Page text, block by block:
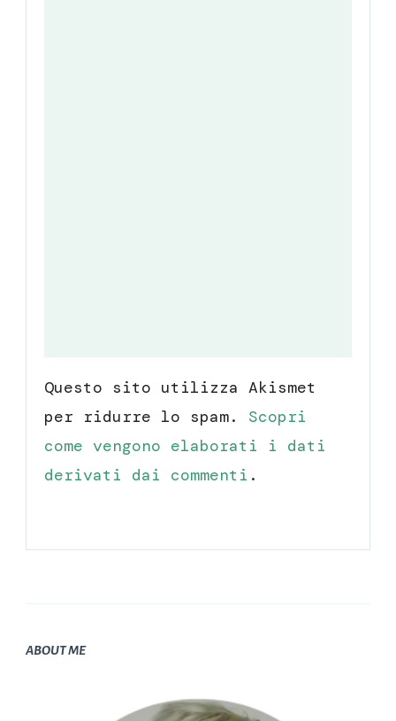
Questo sito utilizza Akismet
per ridurre lo spam. Scopri
come vengono elaborati i dati
derivati dai commenti .
ABOUT ME